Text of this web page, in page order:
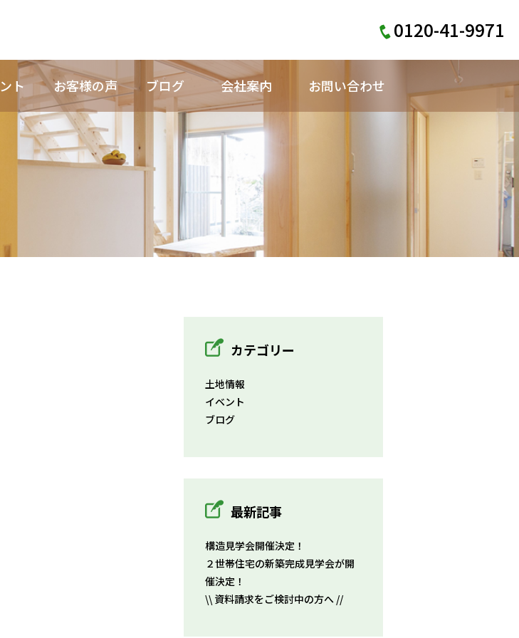
0120-41-9971
ト お客様の声 ブログ 会社案内 お問い合わせ
カテゴリー
土地情報
イベント
ブログ
最新記事
構造見学会開催決定！
２世帯住宅の新築完成見学会が開
催決定！
\\ 資料請求をご検討中の方へ //